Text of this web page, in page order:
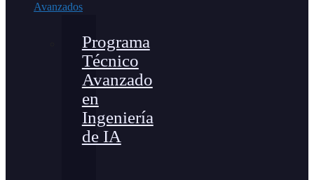
Avanzados
Programa
Técnico
Avanzado
en
Ingeniería
de IA